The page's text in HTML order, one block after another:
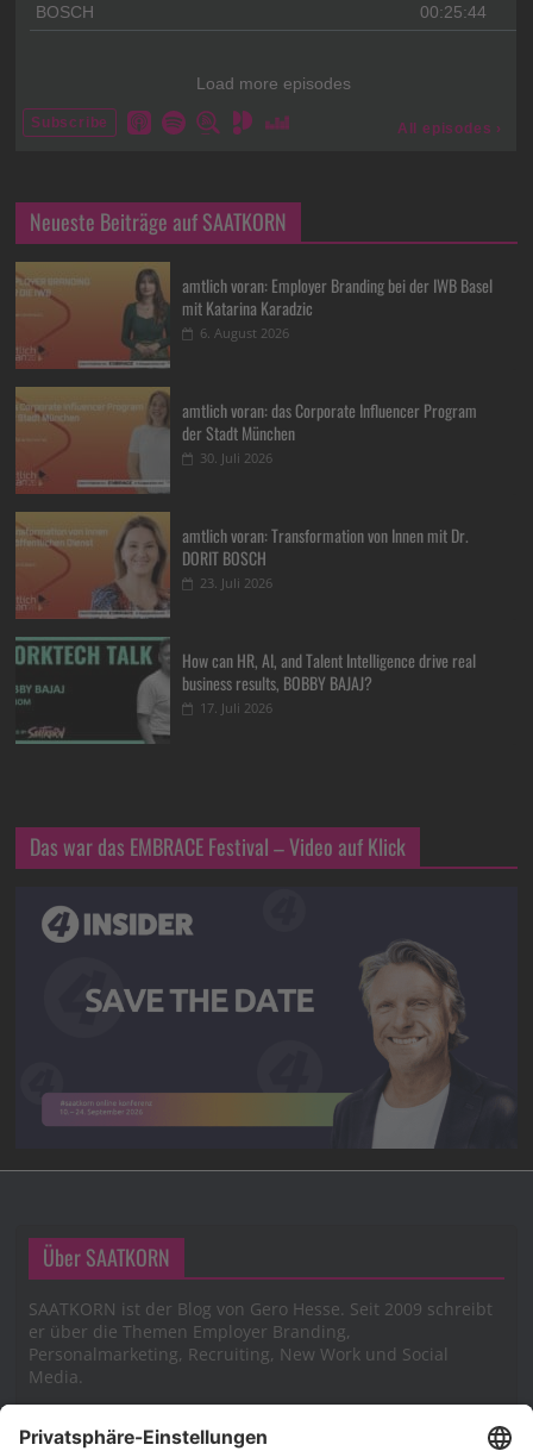
Neueste Beiträge auf SAATKORN
amtlich voran: Employer Branding bei der IWB Basel
mit Katarina Karadzic
6. August 2026
amtlich voran: das Corporate Influencer Program
der Stadt München
30. Juli 2026
amtlich voran: Transformation von Innen mit Dr.
DORIT BOSCH
23. Juli 2026
How can HR, AI, and Talent Intelligence drive real
business results, BOBBY BAJAJ?
17. Juli 2026
Das war das EMBRACE Festival – Video auf Klick
Über SAATKORN
SAATKORN ist der Blog von Gero Hesse. Seit 2009 schreibt
er über die Themen Employer Branding,
Personalmarketing, Recruiting, New Work und Social
Media.